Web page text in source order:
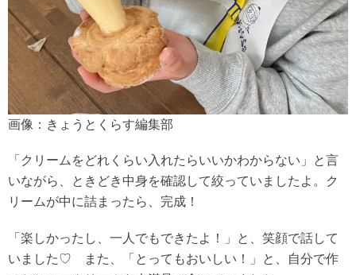
画像：きょうとくらす編集部
「クリームをどれくらい入れたらいいかわからない」と言
いながら、ときどき中身を確認して絞っていましたよ。ク
リームが中に詰まったら、完成！
「楽しかったし、一人でもできたよ！」と、笑顔で話して
いました♡ また、「とってもおいしい！」と、自分で作